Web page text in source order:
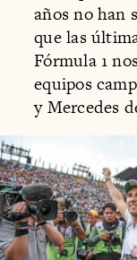
años no han
que las
Fórmula 1
equipos
y Mercedes